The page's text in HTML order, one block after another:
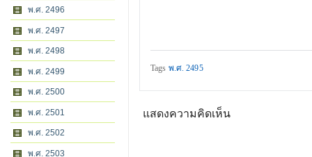
พ.ศ. 2496
พ.ศ. 2497
พ.ศ. 2498
พ.ศ. 2499
พ.ศ. 2500
พ.ศ. 2501
พ.ศ. 2502
พ.ศ. 2503
Tags พ.ศ. 2495
แสดงความคิดเห็น